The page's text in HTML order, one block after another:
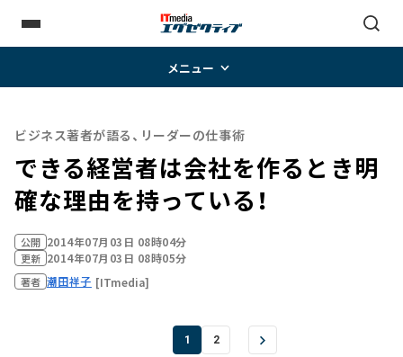
メニュー
ビジネス著者が語る、リーダーの仕事術
できる経営者は会社を作るとき明
確な理由を持っている！
公開 2014年07月03日 08時04分
更新 2014年07月03日 08時05分
著者 潮田祥子 [ITmedia]
1 2